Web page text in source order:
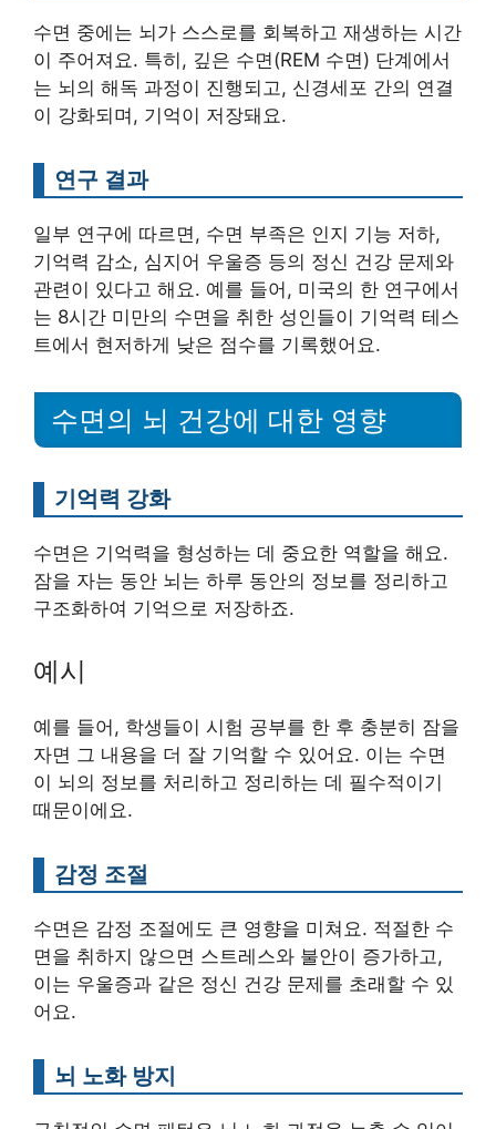
수면 중에는 뇌가 스스로를 회복하고 재생하는 시간
이 주어져요. 특히, 깊은 수면(REM 수면) 단계에서
는 뇌의 해독 과정이 진행되고, 신경세포 간의 연결
이 강화되며, 기억이 저장돼요.
연구 결과
일부 연구에 따르면, 수면 부족은 인지 기능 저하,
기억력 감소, 심지어 우울증 등의 정신 건강 문제와
관련이 있다고 해요. 예를 들어, 미국의 한 연구에서
는 8시간 미만의 수면을 취한 성인들이 기억력 테스
트에서 현저하게 낮은 점수를 기록했어요.
수면의 뇌 건강에 대한 영향
기억력 강화
수면은 기억력을 형성하는 데 중요한 역할을 해요.
잠을 자는 동안 뇌는 하루 동안의 정보를 정리하고
구조화하여 기억으로 저장하죠.
예시
예를 들어, 학생들이 시험 공부를 한 후 충분히 잠을
자면 그 내용을 더 잘 기억할 수 있어요. 이는 수면
이 뇌의 정보를 처리하고 정리하는 데 필수적이기
때문이에요.
감정 조절
수면은 감정 조절에도 큰 영향을 미쳐요. 적절한 수
면을 취하지 않으면 스트레스와 불안이 증가하고,
이는 우울증과 같은 정신 건강 문제를 초래할 수 있
어요.
뇌 노화 방지